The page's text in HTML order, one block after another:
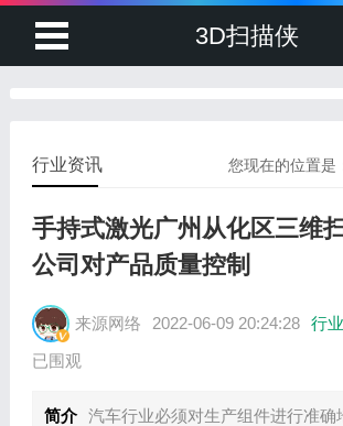
3D扫描侠
您现在的位置是
行业资讯
手持式激光广州从化区三维
公司对产品质量控制
来源网络 2022-06-09 20:24:28 行
已围观
简介 汽车行业必须对生产组件进行准确